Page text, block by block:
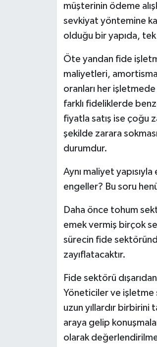
müşterinin ödeme
sevkiyat yöntemine
olduğu bir yapıda,
Öte yandan fide
maliyetleri,
oranları her işletmede
farklı fideliklerde
fiyatla satış ise çoğu
şekilde zarara
durumdur.
Aynı maliyet
engeller? Bu soru
Daha önce tohum
emek vermiş birçok
sürecin fide
zayıflatacaktır.
Fide sektörü
Yöneticiler ve işletme
uzun yıllardır birbirini
araya gelip
olarak